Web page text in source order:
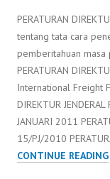
PERATURAN
tentang tata cara
pemberitahuan masa
PERATURAN
International Freight
DIREKTUR
JANUARI 2011
15/PJ/2010
CONTINUE READING